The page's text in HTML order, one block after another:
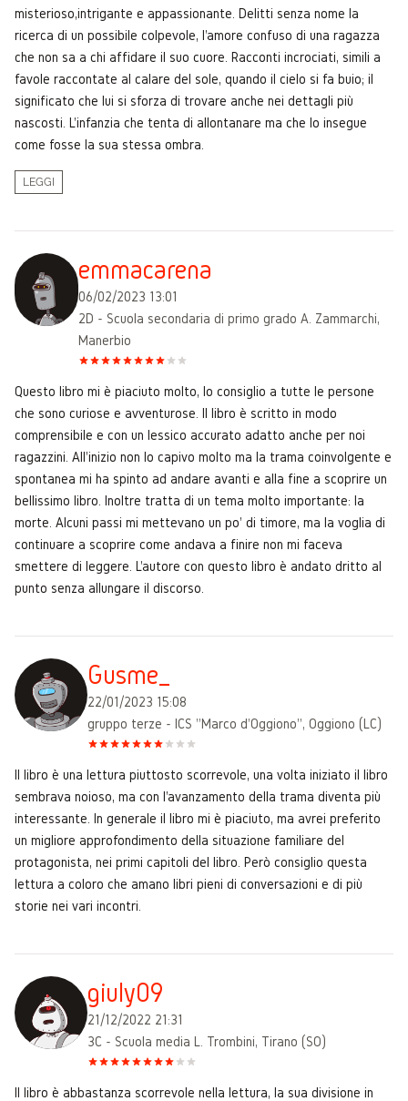
misterioso,intrigante e appassionante. Delitti senza nome la
ricerca di un possibile colpevole, l'amore confuso di una ragazza
che non sa a chi affidare il suo cuore. Racconti incrociati, simili a
favole raccontate al calare del sole, quando il cielo si fa buio; il
significato che lui si sforza di trovare anche nei dettagli più
nascosti. L'infanzia che tenta di allontanare ma che lo insegue
come fosse la sua stessa ombra.
LEGGI
emmacarena
06/02/2023 13:01
2D - Scuola secondaria di primo grado A. Zammarchi,
Manerbio
Questo libro mi è piaciuto molto, lo consiglio a tutte le persone
che sono curiose e avventurose. Il libro è scritto in modo
comprensibile e con un lessico accurato adatto anche per noi
ragazzini. All'inizio non lo capivo molto ma la trama coinvolgente e
spontanea mi ha spinto ad andare avanti e alla fine a scoprire un
bellissimo libro. Inoltre tratta di un tema molto importante: la
morte. Alcuni passi mi mettevano un po' di timore, ma la voglia di
continuare a scoprire come andava a finire non mi faceva
smettere di leggere. L'autore con questo libro è andato dritto al
punto senza allungare il discorso.
Gusme_
22/01/2023 15:08
gruppo terze - ICS "Marco d'Oggiono", Oggiono (LC)
Il libro è una lettura piuttosto scorrevole, una volta iniziato il libro
sembrava noioso, ma con l'avanzamento della trama diventa più
interessante. In generale il libro mi è piaciuto, ma avrei preferito
un migliore approfondimento della situazione familiare del
protagonista, nei primi capitoli del libro. Però consiglio questa
lettura a coloro che amano libri pieni di conversazioni e di più
storie nei vari incontri.
giuly09
21/12/2022 21:31
3C - Scuola media L. Trombini, Tirano (SO)
Il libro è abbastanza scorrevole nella lettura, la sua divisione in